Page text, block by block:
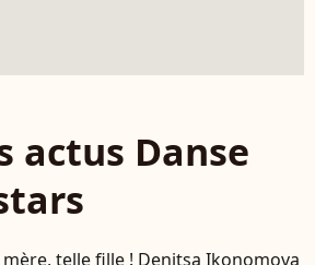
actus Danse
mère, telle fille ! Denitsa Ikonomova